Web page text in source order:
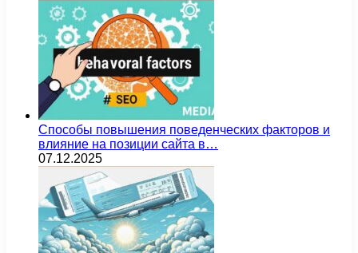
Способы повышения поведенческих факторов и
влияние на позиции сайта в…
07.12.2025